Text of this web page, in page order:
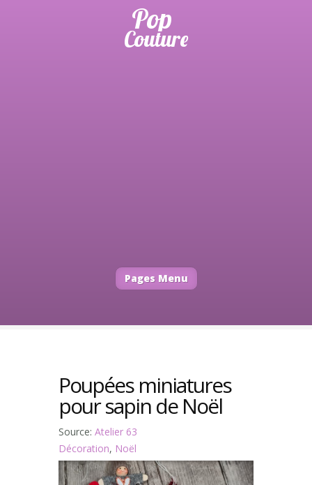
Pages Menu
Poupées miniatures
pour sapin de Noël
Source: Atelier 63
Décoration, Noël